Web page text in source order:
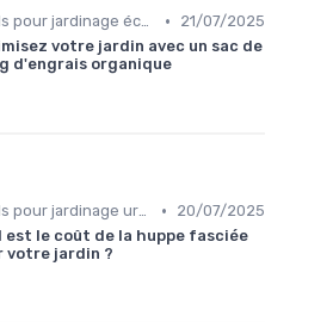
Outils pour jardinage écologique •
21/07/2025
votre jardin avec un sac de
d'engrais organique
Outils pour jardinage urbain •
20/07/2025
est le coût de la huppe fasciée
votre jardin ?